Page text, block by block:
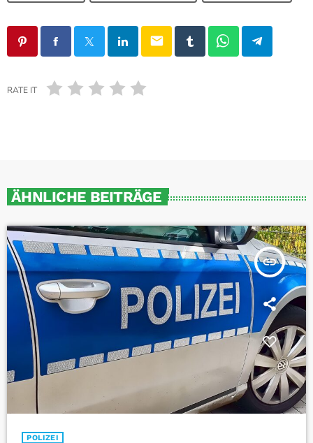
email
RATE IT
ÄHNLICHE BEITRÄGE
insert_link
POLIZEI